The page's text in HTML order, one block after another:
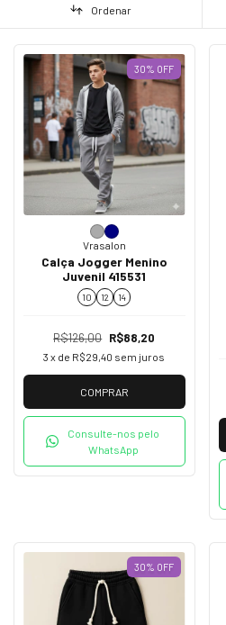
Ordenar
30% OFF
Vrasalon
Calça Jogger Menino
Juvenil 415531
10 12 14
R$126,00 R$88,20
3 x de R$29,40 sem juros
COMPRAR
Consulte-nos pelo
WhatsApp
30% OFF